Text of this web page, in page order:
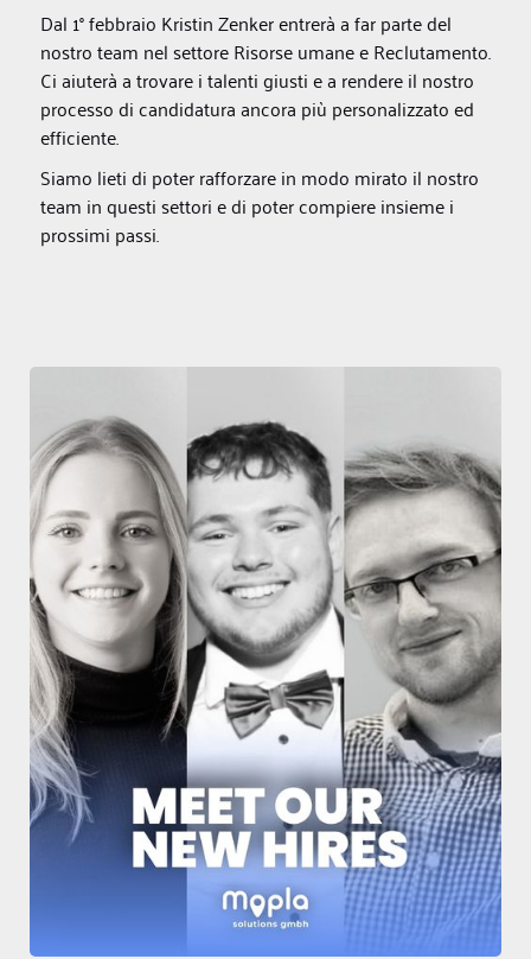
Dal 1° febbraio Kristin Zenker entrerà a far parte del
nostro team nel settore Risorse umane e Reclutamento.
Ci aiuterà a trovare i talenti giusti e a rendere il nostro
processo di candidatura ancora più personalizzato ed
efficiente.
Siamo lieti di poter rafforzare in modo mirato il nostro
team in questi settori e di poter compiere insieme i
prossimi passi.